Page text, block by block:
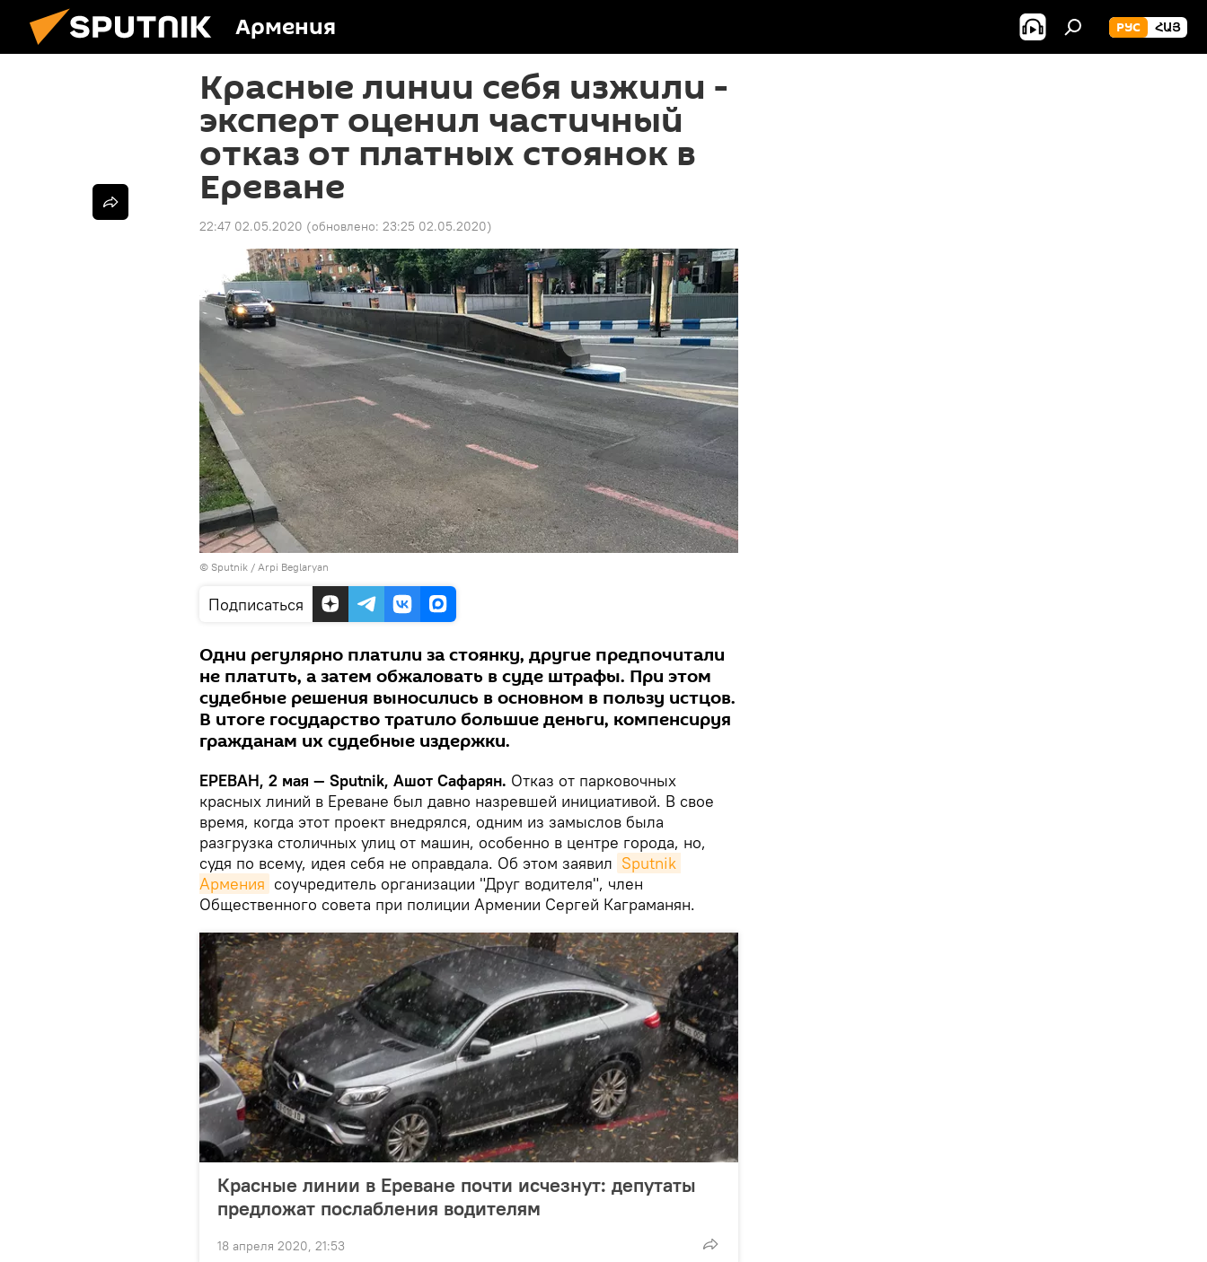
Армения РУС ՀԱՅ
Красные линии себя изжили -
эксперт оценил частичный
отказ от платных стоянок в
Ереване
22:47 02.05.2020 (обновлено: 23:25 02.05.2020)
© Sputnik / Arpi Beglaryan
Подписаться
Одни регулярно платили за стоянку, другие предпочитали
не платить, а затем обжаловать в суде штрафы. При этом
судебные решения выносились в основном в пользу истцов.
В итоге государство тратило большие деньги, компенсируя
гражданам их судебные издержки.
ЕРЕВАН, 2 мая — Sputnik, Ашот Сафарян. Отказ от парковочных
красных линий в Ереване был давно назревшей инициативой. В свое
время, когда этот проект внедрялся, одним из замыслов была
разгрузка столичных улиц от машин, особенно в центре города, но,
судя по всему, идея себя не оправдала. Об этом заявил Sputnik
Армения соучредитель организации "Друг водителя", член
Общественного совета при полиции Армении Сергей Каграманян.
Красные линии в Ереване почти исчезнут: депутаты
предложат послабления водителям
18 апреля 2020, 21:53